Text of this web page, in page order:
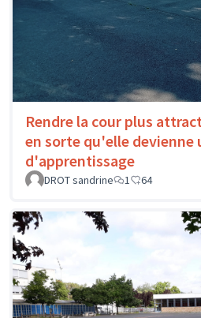
Rendre la cour plus
en sorte qu'elle devienne
d'apprentissage
DROT sandrine 1 64